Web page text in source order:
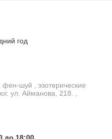
год
шуй , эзотерические
ул. Айманова, 218. ,